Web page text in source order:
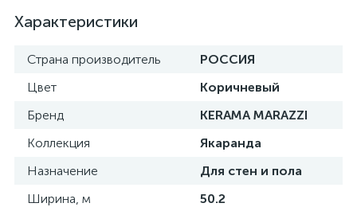
Характеристики
Страна производитель
РОССИЯ
Цвет
Коричневый
Бренд
KERAMA MARAZZI
Коллекция
Якаранда
Назначение
Для стен и пола
Ширина, м
50.2